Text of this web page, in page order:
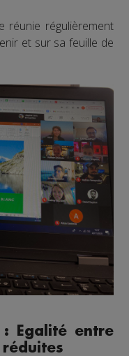
réunie régulièrement
et sur sa feuille de
Egalité entre
réduites